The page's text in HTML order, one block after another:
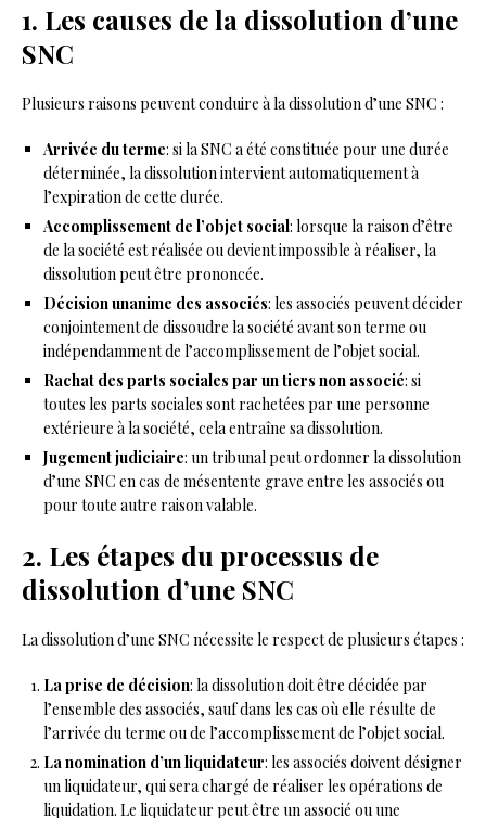
1. Les causes de la dissolution d’une
SNC
Plusieurs raisons peuvent conduire à la dissolution d’une SNC :
Arrivée du terme: si la SNC a été constituée pour une durée
déterminée, la dissolution intervient automatiquement à
l’expiration de cette durée.
Accomplissement de l’objet social: lorsque la raison d’être
de la société est réalisée ou devient impossible à réaliser, la
dissolution peut être prononcée.
Décision unanime des associés: les associés peuvent décider
conjointement de dissoudre la société avant son terme ou
indépendamment de l’accomplissement de l’objet social.
Rachat des parts sociales par un tiers non associé: si
toutes les parts sociales sont rachetées par une personne
extérieure à la société, cela entraîne sa dissolution.
Jugement judiciaire: un tribunal peut ordonner la dissolution
d’une SNC en cas de mésentente grave entre les associés ou
pour toute autre raison valable.
2. Les étapes du processus de
dissolution d’une SNC
La dissolution d’une SNC nécessite le respect de plusieurs étapes :
La prise de décision: la dissolution doit être décidée par
l’ensemble des associés, sauf dans les cas où elle résulte de
l’arrivée du terme ou de l’accomplissement de l’objet social.
La nomination d’un liquidateur: les associés doivent désigner
un liquidateur, qui sera chargé de réaliser les opérations de
liquidation. Le liquidateur peut être un associé ou une